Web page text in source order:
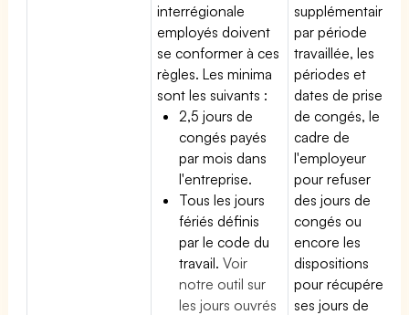
interrégionale
employés doivent
se conformer à ces
règles. Les minima
sont les suivants :
2,5 jours de
congés payés
par mois dans
l'entreprise.
Tous les jours
fériés définis
par le code du
travail.Voir
notre outil sur
les jours ouvrés
supplémentaires
par période
travaillée, les
périodes et
dates de prise
de congés, le
cadre de
l'employeur
pour refuser
des jours de
congés ou
encore les
dispositions
pour récupérer
ses jours de